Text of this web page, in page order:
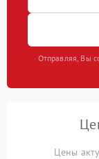
Отправляя, Вы
Цены